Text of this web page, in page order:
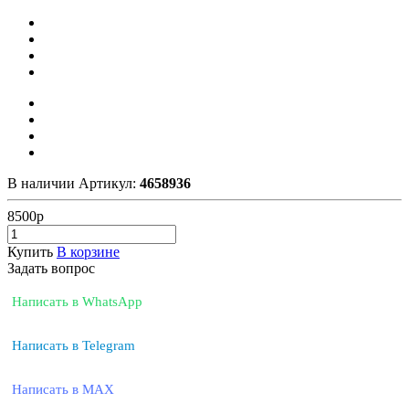
В наличии Артикул: 4658936
8500р
Купить В корзине
Задать вопрос
Написать в WhatsApp
Написать в Telegram
Написать в MAX